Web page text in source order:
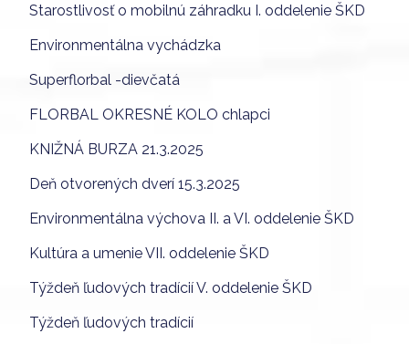
Starostlivosť o mobilnú záhradku I. oddelenie ŠKD
Environmentálna vychádzka
Superflorbal -dievčatá
FLORBAL OKRESNÉ KOLO chlapci
KNIŽNÁ BURZA 21.3.2025
Deň otvorených dverí 15.3.2025
Environmentálna výchova II. a VI. oddelenie ŠKD
Kultúra a umenie VII. oddelenie ŠKD
Týždeň ľudových tradícií V. oddelenie ŠKD
Týždeň ľudových tradícií